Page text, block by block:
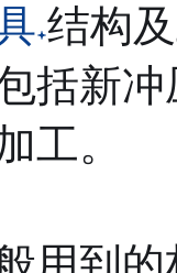
结构
括新
工。
到的